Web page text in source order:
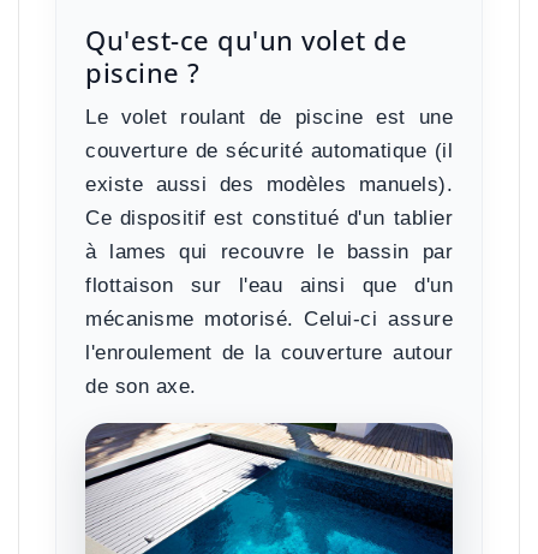
Qu'est-ce qu'un volet de
piscine ?
Le volet roulant de piscine est une
couverture de sécurité automatique (il
existe aussi des modèles manuels).
Ce dispositif est constitué d'un tablier
à lames qui recouvre le bassin par
flottaison sur l'eau ainsi que d'un
mécanisme motorisé. Celui-ci assure
l'enroulement de la couverture autour
de son axe.